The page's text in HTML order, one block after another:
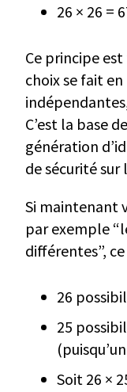
26 × 26 =
Ce principe
choix se fait
C’est la base
génération
de sécurité sur
Si maintenant
par exemple
différentes”,
26
25
Soit 26 ×